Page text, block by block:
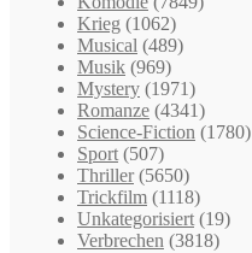
Krieg (1062)
Musical (489)
Musik (969)
Mystery (1971)
Romanze (4341)
Science-Fiction (1780)
Sport (507)
Thriller (5650)
Trickfilm (1118)
Unkategorisiert (19)
Verbrechen (3818)